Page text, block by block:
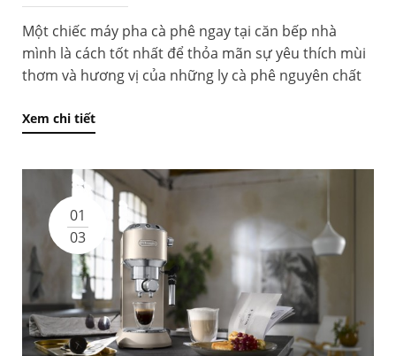
Một chiếc máy pha cà phê ngay tại căn bếp nhà
mình là cách tốt nhất để thỏa mãn sự yêu thích mùi
thơm và hương vị của những ly cà phê nguyên chất
Xem chi tiết
01
03